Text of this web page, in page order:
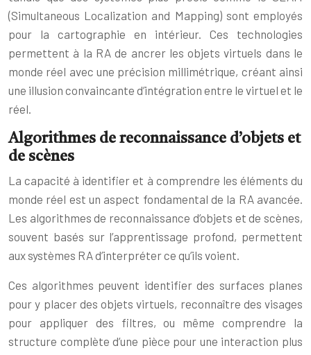
(Simultaneous Localization and Mapping) sont employés
pour la cartographie en intérieur. Ces technologies
permettent à la RA de ancrer les objets virtuels dans le
monde réel avec une précision millimétrique, créant ainsi
une illusion convaincante d’intégration entre le virtuel et le
réel.
Algorithmes de reconnaissance d’objets et
de scènes
La capacité à identifier et à comprendre les éléments du
monde réel est un aspect fondamental de la RA avancée.
Les algorithmes de reconnaissance d’objets et de scènes,
souvent basés sur l’apprentissage profond, permettent
aux systèmes RA d’interpréter ce qu’ils voient.
Ces algorithmes peuvent identifier des surfaces planes
pour y placer des objets virtuels, reconnaître des visages
pour appliquer des filtres, ou même comprendre la
structure complète d’une pièce pour une interaction plus